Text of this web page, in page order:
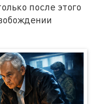
после этого